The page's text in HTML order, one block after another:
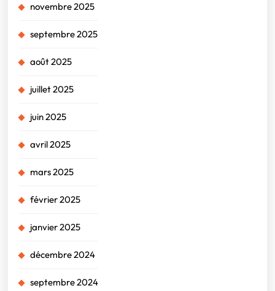
novembre 2025
septembre 2025
août 2025
juillet 2025
juin 2025
avril 2025
mars 2025
février 2025
janvier 2025
décembre 2024
septembre 2024